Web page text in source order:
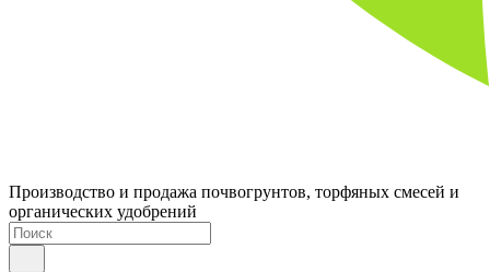
Производство и продажа почвогрунтов, торфяных смесей и
органических удобрений